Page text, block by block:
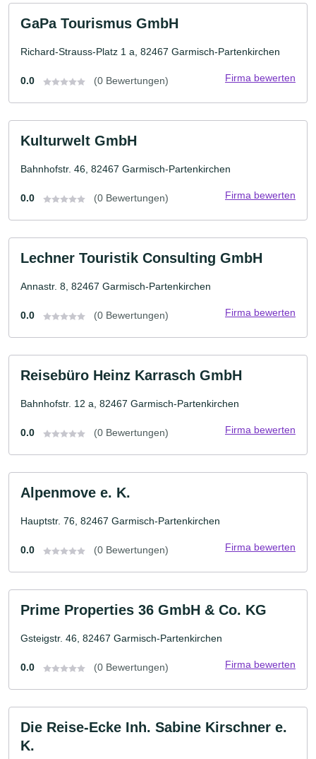
GaPa Tourismus GmbH
Richard-Strauss-Platz 1 a, 82467 Garmisch-Partenkirchen
0.0 (0 Bewertungen) Firma bewerten
Kulturwelt GmbH
Bahnhofstr. 46, 82467 Garmisch-Partenkirchen
0.0 (0 Bewertungen) Firma bewerten
Lechner Touristik Consulting GmbH
Annastr. 8, 82467 Garmisch-Partenkirchen
0.0 (0 Bewertungen) Firma bewerten
Reisebüro Heinz Karrasch GmbH
Bahnhofstr. 12 a, 82467 Garmisch-Partenkirchen
0.0 (0 Bewertungen) Firma bewerten
Alpenmove e. K.
Hauptstr. 76, 82467 Garmisch-Partenkirchen
0.0 (0 Bewertungen) Firma bewerten
Prime Properties 36 GmbH & Co. KG
Gsteigstr. 46, 82467 Garmisch-Partenkirchen
0.0 (0 Bewertungen) Firma bewerten
Die Reise-Ecke Inh. Sabine Kirschner e.
K.